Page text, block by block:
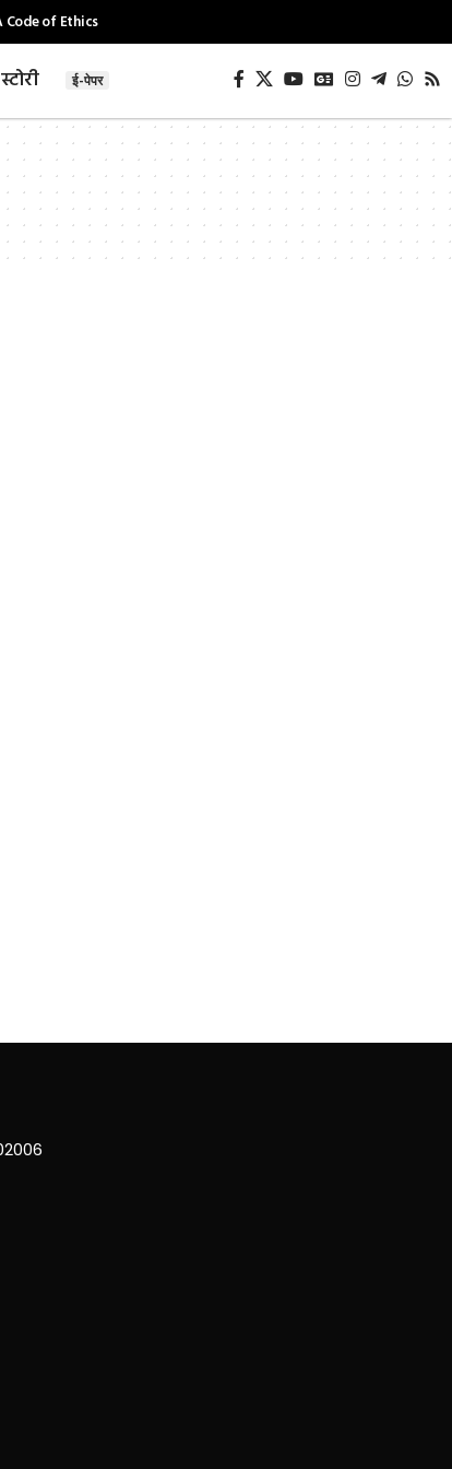
Code of Ethics
ई-पेपर